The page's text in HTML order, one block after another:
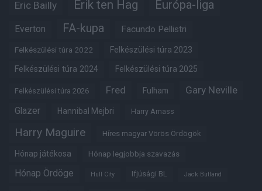
Eric Bailly Erik ten Hag Európa-liga
Everton FA-kupa Facundo Pellistri
Felkészülési túra 2022 Felkészülési túra 2023
Felkészülési túra 2024 Felkészülési túra 2025
Felkészülési túra 2026 Fred Fulham Gary Neville
Glazer Hannibal Mejbri Harry Amass
Harry Maguire Híres magyar Vörös Ördögök
Hónap játékosa Hónap legjobbja szavazás
Hónap Ördöge Hull City Ifjúsági BL Jack Butland